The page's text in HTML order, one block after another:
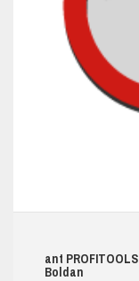
ant PROFITOOLS
Boldan